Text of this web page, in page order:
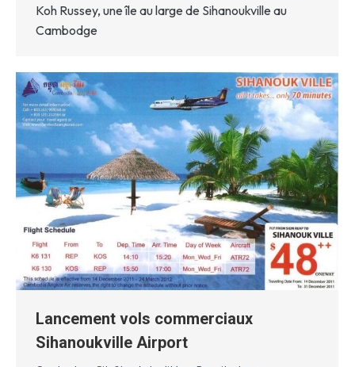
Koh Russey, une île au large de Sihanoukville au
Cambodge
Lancement vols commerciaux
Sihanoukville Airport